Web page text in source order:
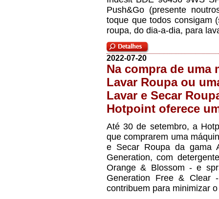
Push&Go (presente
toque que todos consigam
roupa, do dia-a-dia, para
2022-07-20
Na compra de uma
Lavar Roupa ou
Lavar e Secar
Hotpoint oferece
Até 30 de setembro, a
que comprarem uma
e Secar Roupa da gama
Generation, com
Orange & Blossom - e
Generation Free & Clear
contribuem para minimizar